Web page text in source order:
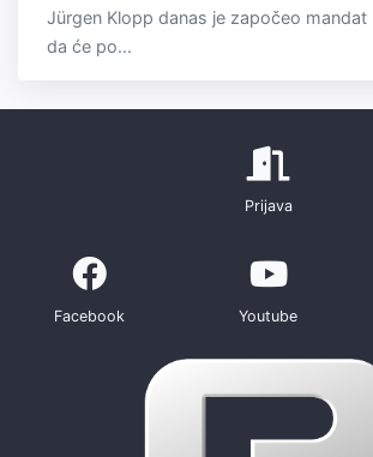
Jürgen Klopp danas je započeo mandat
da će po...
Prijava
Facebook Youtube